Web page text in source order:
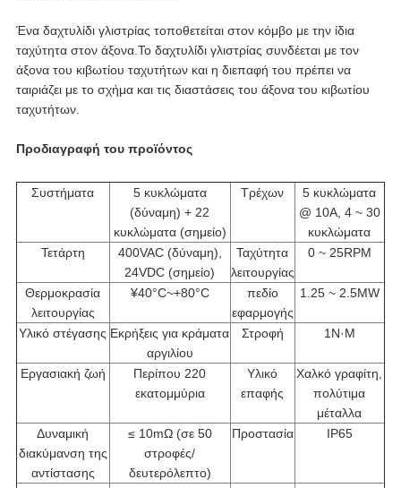
Ένα δαχτυλίδι γλιστρίας τοποθετείται στον κόμβο με την ίδια
ταχύτητα στον άξονα.Το δαχτυλίδι γλιστρίας συνδέεται με τον
άξονα του κιβωτίου ταχυτήτων και η διεπαφή του πρέπει να
ταιριάζει με το σχήμα και τις διαστάσεις του άξονα του κιβωτίου
ταχυτήτων.
Προδιαγραφή του προϊόντος
Συστήματα
5 κυκλώματα
(δύναμη) + 22
κυκλώματα (σημείο)
Τρέχων
5 κυκλώματα
@ 10A, 4 ~ 30
κυκλώματα
Τετάρτη
400VAC (δύναμη),
24VDC (σημείο)
Ταχύτητα
λειτουργίας
0 ~ 25RPM
Θερμοκρασία
λειτουργίας
¥40°C~+80°C
πεδίο
εφαρμογής
1.25 ~ 2.5MW
Υλικό στέγασης Εκρήξεις για κράματα
αργιλίου
Στροφή 1N·M
Εργασιακή ζωή
Περίπου 220
εκατομμύρια
Υλικό
επαφής
Χαλκό γραφίτη,
πολύτιμα
μέταλλα
Δυναμική
διακύμανση της
αντίστασης
≤ 10mΩ (σε 50
στροφές/
δευτερόλεπτο)
Προστασία IP65